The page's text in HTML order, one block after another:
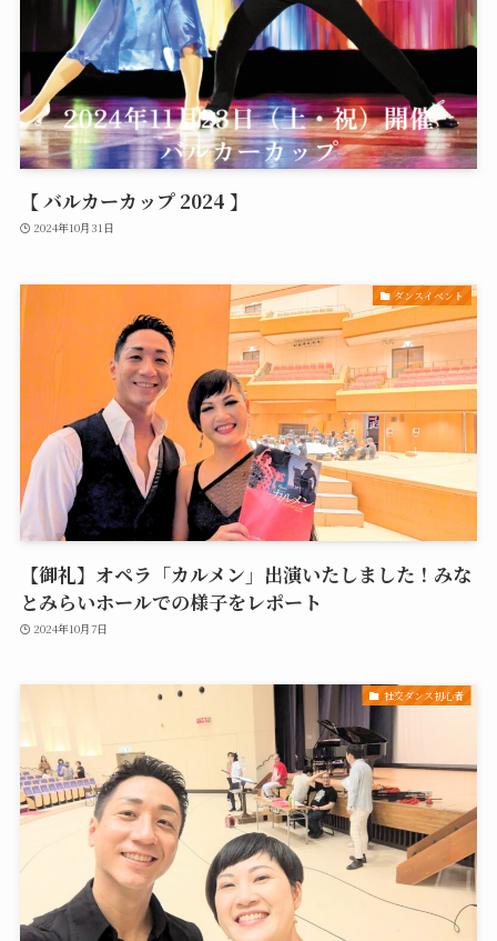
【 バルカーカップ 2024 】
2024年10月31日
ダンスイベント
【御礼】オペラ「カルメン」出演いたしました！みな
とみらいホールでの様子をレポート
2024年10月7日
社交ダンス初心者